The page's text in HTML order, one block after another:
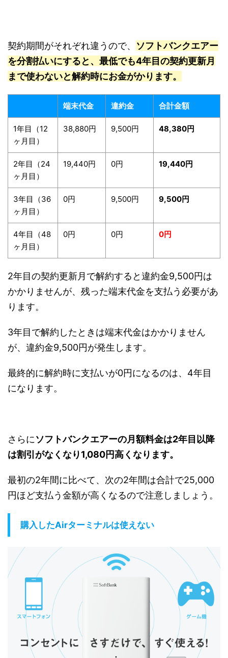
契約期間がそれぞれ違うので、 ソフトバンクエアー
を分割払いにすると、最低でも4年目の契約更新月
まで使わないと解約時にお金がかります。
端末代金 違約金 合計金額
1年目（12
ヶ月目）
38,880円 9,500円 48,380円
2年目（24
ヶ月目）
19,440円 0円 19,440円
3年目（36
ヶ月目）
0円 9,500円 9,500円
4年目（48
ヶ月目）
0円 0円 0円
2年目の契約更新月で解約すると違約金9,500円は
かかりませんが、残った端末代金を支払う必要があ
ります。
3年目で解約したときは端末代金はかかりません
が、違約金9,500円が発生します。
最終的に解約時に支払いが0円になるのは、4年目
になります。
さらにソフトバンクエアーの月額料金は2年目以降
は割引がなくなり1,080円高くなります。
最初の2年間に比べて、次の2年間は合計で25,000
円ほど支払う金額が高くなるので注意しましょう。
購入したAirターミナルは使えない